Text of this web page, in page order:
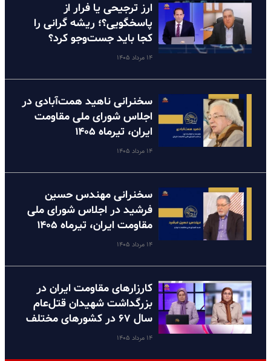
ارز ترجیحی یا فرار از
پاسخگویی؟؛ ریشه گرانی را
کجا باید جست‌وجو کرد؟
۱۴ مرداد ۱۴۰۵
سخنرانی ناهید همت‌آبادی در
اجلاس شورای ملی مقاومت
ایران، تیرماه ۱۴۰۵
۱۴ مرداد ۱۴۰۵
سخنرانی مهندس حسین
فرشید در اجلاس شورای ملی
مقاومت ایران، تیرماه ۱۴۰۵
۱۴ مرداد ۱۴۰۵
کارزارهای مقاومت ایران در
بزرگداشت شهیدان قتل‌عام
سال ۶۷ در کشورهای مختلف
۱۴ مرداد ۱۴۰۵